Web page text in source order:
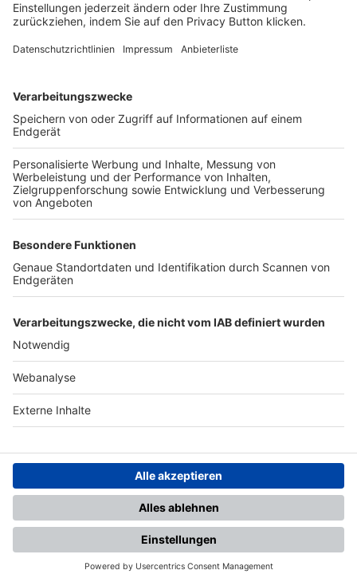
FOLGE DEM BFV
TOP-VEREINE
TOP-PARTNER
Nutzungsbedingungen Datenschutz Impressum